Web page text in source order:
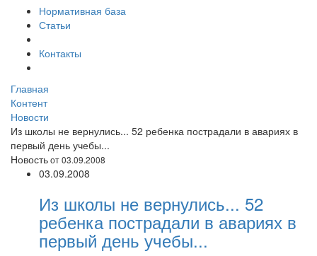
Нормативная база
Статьи
Контакты
Главная
Контент
Новости
Из школы не вернулись... 52 ребенка пострадали в авариях в
первый день учебы...
Новостьот 03.09.2008
03.09.2008
Из школы не вернулись... 52
ребенка пострадали в авариях в
первый день учебы...